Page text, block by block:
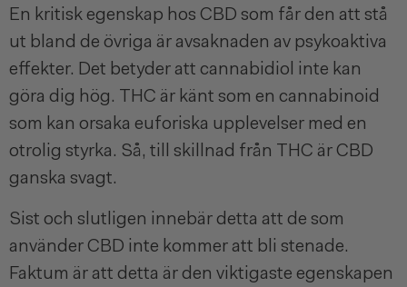
En kritisk egenskap hos CBD som får den att stå
ut bland de övriga är avsaknaden av psykoaktiva
effekter. Det betyder att cannabidiol inte kan
göra dig hög. THC är känt som en cannabinoid
som kan orsaka euforiska upplevelser med en
otrolig styrka. Så, till skillnad från THC är CBD
ganska svagt.
Sist och slutligen innebär detta att de som
använder CBD inte kommer att bli stenade.
Faktum är att detta är den viktigaste egenskapen